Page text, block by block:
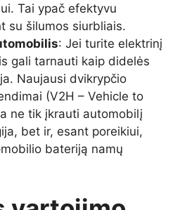
Tai ypač efektyvu
su šilumos siurbliais.
: Jei turite elektrinį
gali tarnauti kaip didelės
Naujausi dvikrypčio
(V2H – Vehicle to
ne tik įkrauti automobilį
bet ir, esant poreikiui,
bateriją namų